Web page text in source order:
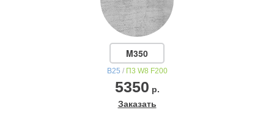
M350
В25 / П3 W8 F200
5350 р.
Заказать